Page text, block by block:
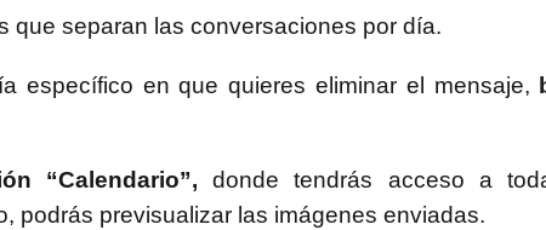
que separan las conversaciones por día.
específico en que quieres eliminar el mensaje,
“Calendario”, donde tendrás acceso a
podrás previsualizar las imágenes enviadas.